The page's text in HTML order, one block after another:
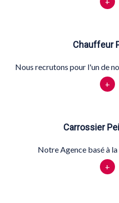
Chauffeur
Nous recrutons pour l'un de
+
Carrossier
Notre Agence basé à la
+